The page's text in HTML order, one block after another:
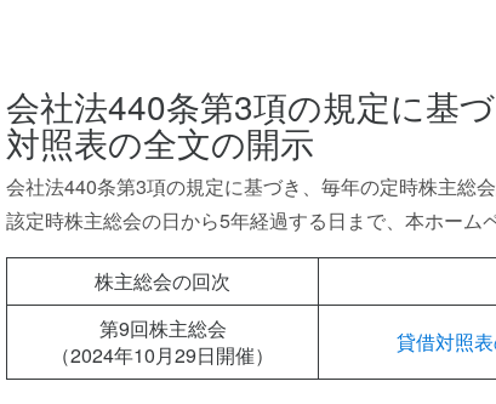
会社法440条第3項の規定に基
対照表の全文の開示
会社法440条第3項の規定に基づき、毎年の定時株主総
該定時株主総会の日から5年経過する日まで、本ホーム
株主総会の回次
第9回株主総会
（2024年10月29日開催）
貸借対照